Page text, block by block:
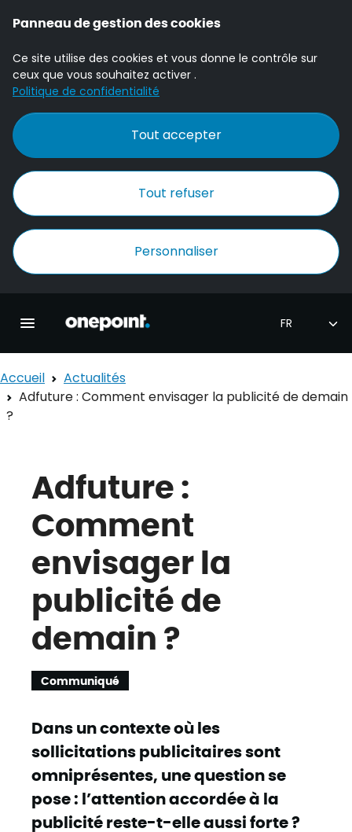
Panneau de gestion des cookies
Ce site utilise des cookies et vous donne le contrôle sur
ceux que vous souhaitez activer .
Politique de confidentialité
Tout accepter
Tout refuser
Personnaliser
Accueil Onepoint
Accueil
Actualités
Adfuture : Comment envisager la publicité de demain
?
Adfuture :
Comment
envisager la
publicité de
demain ?
Communiqué
Dans un contexte où les
sollicitations publicitaires sont
omniprésentes, une question se
pose : l’attention accordée à la
publicité reste-t-elle aussi forte ?